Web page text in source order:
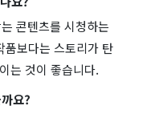
콘텐츠를 시청하는
품보다는 스토리가 탄
는 것이 좋습니다.
요?